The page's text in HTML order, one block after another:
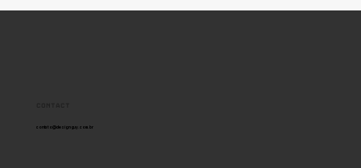
contato@designguy.com.br